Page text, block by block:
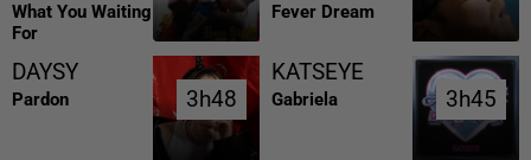
What You Waiting
For
Fever Dream
DAYSY
Pardon 3h48
3h48
KATSEYE
Gabriela 3h45
3h45